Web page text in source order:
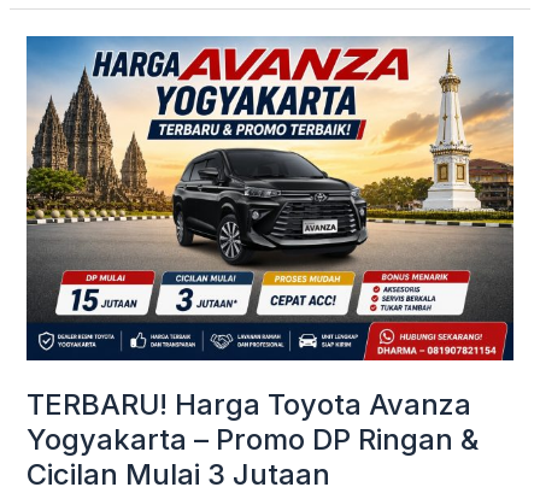
TERBARU! Harga Toyota Avanza
Yogyakarta – Promo DP Ringan &
Cicilan Mulai 3 Jutaan
TERBARU!
Harga
Toyota
Avanza
Yogyakarta
–
Promo
DP
Ringan
&
Mulai
3
Jutaan